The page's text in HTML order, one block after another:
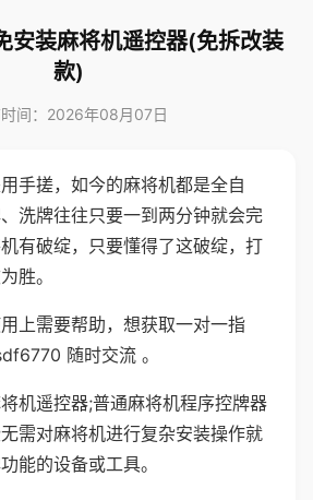
安装麻将机遥控器(免拆改装
款)
间：2026年08月07日
手搓，如今的麻将机都是全自
洗牌往往只要一到两分钟就会完
有破绽，只要懂得了这破绽，打
胜。
上需要帮助，想获取一对一指
随时交流 。
机遥控器;普通麻将机程序控牌器
需对麻将机进行复杂安装操作就
能的设备或工具。